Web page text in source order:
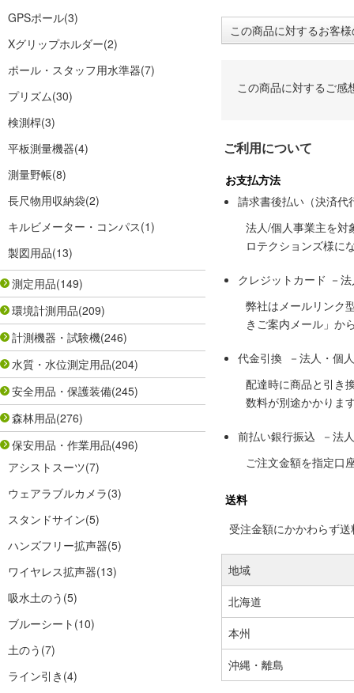
GPSポール(3)
Xグリップホルダー(2)
ポール・スタッフ用水準器(7)
プリズム(30)
検測桿(3)
平板測量機器(4)
測量野帳(8)
長尺物用収納袋(2)
キルビメーター・コンパス(1)
製図用品(13)
測定用品(149)
環境計測用品(209)
計測機器・試験機(246)
水質・水位測定用品(204)
安全用品・保護装備(245)
森林用品(276)
保安用品・作業用品(496)
アシストスーツ(7)
ウェアラブルカメラ(3)
スタンドサイン(5)
ハンズフリー拡声器(5)
ワイヤレス拡声器(13)
吸水土のう (5)
ブルーシート (10)
土のう (7)
ライン引き (4)
この商品に対するお客
この商品に対するご感
ご利用について
お支払方法
請求書後払い（決済代
法人/個人事業主を対
ロテクションズ様に
クレジットカード －
弊社はメールリンク
きご案内メール」か
代金引換 －法人・個
配達時に商品と引き
数料が別途かかりま
前払い銀行振込 －法
ご注文金額を指定口
送料
受注金額にかかわらず
地域
北海道
本州
沖縄・離島